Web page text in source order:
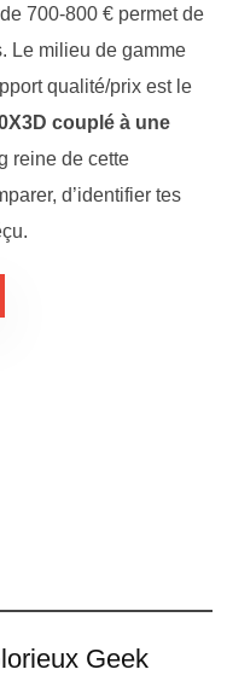
700-800 € permet de
Le milieu de gamme
qualité/prix est le
couplé à une
reine de cette
d’identifier tes
Geek